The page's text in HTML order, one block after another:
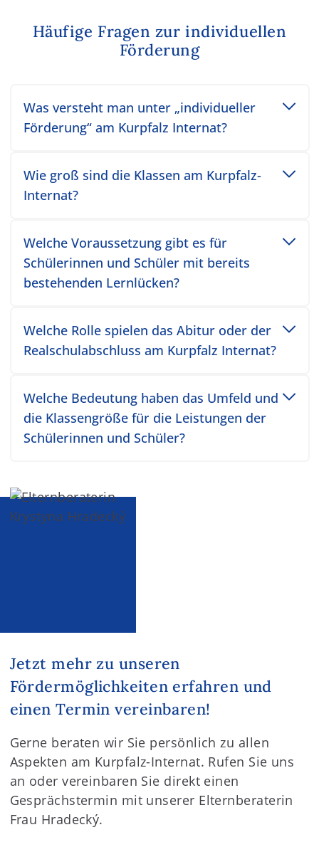
Häufige Fragen zur individuellen
Förderung
Jetzt mehr zu unseren
Fördermöglichkeiten erfahren und
einen Termin vereinbaren!
Gerne beraten wir Sie persönlich zu allen
Aspekten am Kurpfalz-Internat. Rufen Sie uns
an oder vereinbaren Sie direkt einen
Gesprächstermin mit unserer Elternberaterin
Frau Hradecký.
Was versteht man unter „individueller
Förderung“ am Kurpfalz Internat?
Toggle accordion item
Wie groß sind die Klassen am Kurpfalz-
Internat?
Toggle accordion item
Welche Voraussetzung gibt es für
Schülerinnen und Schüler mit bereits
bestehenden Lernlücken?
Toggle accordion item
Welche Rolle spielen das Abitur oder der
Realschulabschluss am Kurpfalz Internat?
Toggle accordion item
Welche Bedeutung haben das Umfeld und
die Klassengröße für die Leistungen der
Schülerinnen und Schüler?
Toggle accordion item